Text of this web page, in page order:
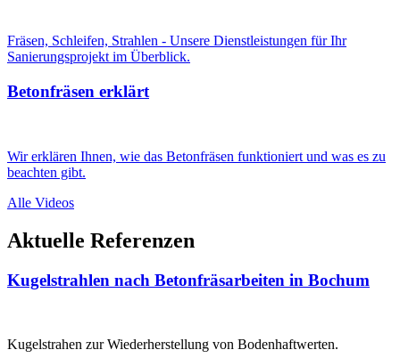
Fräsen, Schleifen, Strahlen - Unsere Dienstleistungen für Ihr
Sanierungsprojekt im Überblick.
Betonfräsen erklärt
Wir erklären Ihnen, wie das Betonfräsen funktioniert und was es zu
beachten gibt.
Alle Videos
Aktuelle Referenzen
Kugelstrahlen nach Betonfräsarbeiten in Bochum
Kugelstrahen zur Wiederherstellung von Bodenhaftwerten.